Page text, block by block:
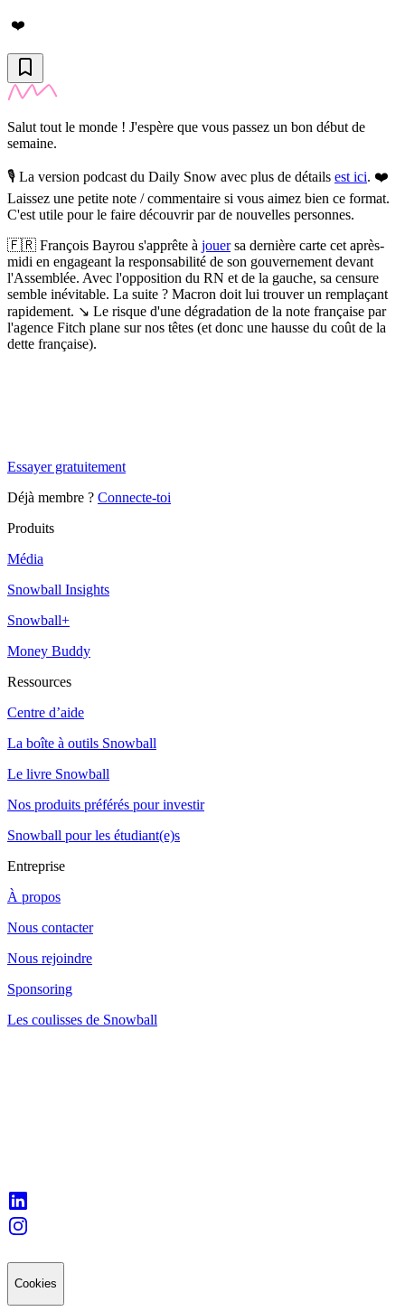
❤️
Salut tout le monde ! J'espère que vous passez un bon début de
semaine.
🎙️ La version podcast du Daily Snow avec plus de détails est ici. ❤️
Laissez une petite note / commentaire si vous aimez bien ce format.
C'est utile pour le faire découvrir par de nouvelles personnes.
🇫🇷 François Bayrou s'apprête à jouersa dernière carte cet après-
midi en engageant la responsabilité de son gouvernement devant
l'Assemblée. Avec l'opposition du RN et de la gauche, sa censure
semble inévitable. La suite ? Macron doit lui trouver un remplaçant
rapidement. ↘️ Le risque d'une dégradation de la note française par
l'agence Fitch plane sur nos têtes (et donc une hausse du coût de la
dette française).
Essayer gratuitement
Déjà membre ? Connecte-toi
Produits
Média
Snowball Insights
Snowball+
Money Buddy
Ressources
Centre d’aide
La boîte à outils Snowball
Le livre Snowball
Nos produits préférés pour investir
Snowball pour les étudiant(e)s
Entreprise
À propos
Nous contacter
Nous rejoindre
Sponsoring
Les coulisses de Snowball
Cookies